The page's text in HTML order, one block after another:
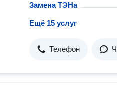
Замена ТЭНа
Ещё 15 услуг
Телефон